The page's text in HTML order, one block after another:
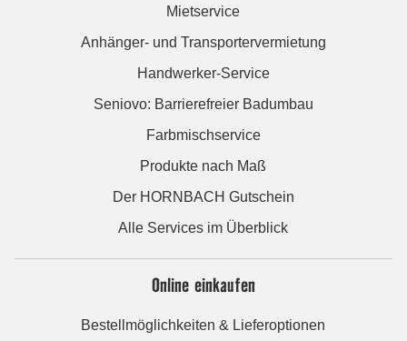
Mietservice
Anhänger- und Transportervermietung
Handwerker-Service
Seniovo: Barrierefreier Badumbau
Farbmischservice
Produkte nach Maß
Der HORNBACH Gutschein
Alle Services im Überblick
Online einkaufen
Bestellmöglichkeiten & Lieferoptionen